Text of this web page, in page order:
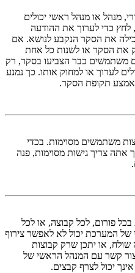
מנהל או מנהל ראשי יכולים
לחץ כדי לערוך את ההודעה
את הסקר הנקבע לנושא. אם
את הסקר או לשנות כל אחת
משתמשים כבר הצביעו בסקר, רק
לערוך או למחוק אותו. כך נמנע
תקופת הסקר.
משתמשים מסוימות. בכדי
אתה צריך גישות מסוימות, פנה
פורום, לכל קבוצה, או לכל
המערכת יכול לא לאפשר צירוף
שולח, או יתכן שרק קבוצות
צור קשר עם המנהל הראשי של
יכול לצרף קבצים.